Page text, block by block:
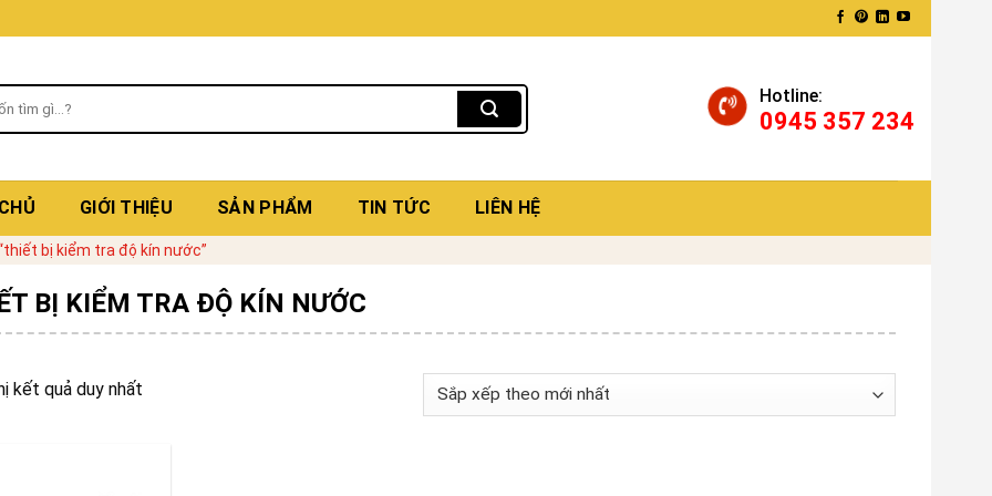
Hotline:
0945 357 234
GIỚI THIỆU SẢN PHẨM TIN TỨC LIÊN HỆ
bị kiểm tra độ kín nước”
BỊ KIỂM TRA ĐỘ KÍN NƯỚC
kết quả duy nhất